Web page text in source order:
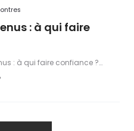
: à qui faire
: à qui faire confiance ?
de la matinale Afci sur l’usage
en communication et les